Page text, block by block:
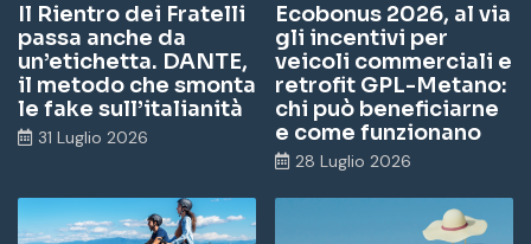
Il Rientro dei Fratelli
passa anche da
un’etichetta. DANTE,
il metodo che smonta
le fake sull’italianità
31 Luglio 2026
Ecobonus 2026, al via
gli incentivi per
veicoli commerciali e
retrofit GPL-Metano:
chi può beneficiarne
e come funzionano
28 Luglio 2026